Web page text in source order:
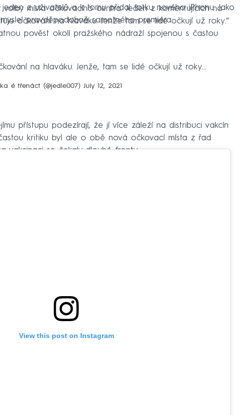
z uživatelů a k tomu přidal fotku nového iPhonu. Jako
pravděpodobně samotného premiéra.
volby místa očkovacího centra. Jeden z komentujících na
očkování na hlaváku. Jenže tam se lidé očkují už roky.“
pověst okolí pražského nádraží spojenou s častou
na hlaváku. Jenže, tam se lidé očkují už roky…
é třenáct (@jedle007) July 12, 2021
přístupu podezírají, že jí více záleží na distribuci vakcín
kritiku byl ale o obě nová očkovací místa z řad
vakcinaci se čekaly dlouhé fronty.
View this post on Instagram